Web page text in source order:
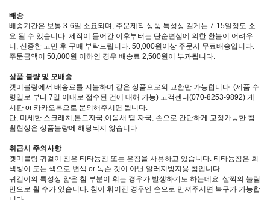
배송
배송기간은 보통 3-6일 소요되며, 주문제작 상품 특성상 길게는 7-15일정도 소
요 될 수 있습니다. 제작이 들어간 이후부터는 단순변심에 의한 환불이 어려우
니, 신중한 고민 후 구매 부탁드립니다. 50,000원이상 주문시 무료배송입니다.
주문금액이 50,000원 이하인 경우 배송료 2,500원이 부과됩니다.
상품 불량 및 오배송
겟미블링에서 배송료를 지불하며 같은 상품으로의 교환만 가능합니다. (제품 수
령일로 부터 7일 이내로 접수된 건에 대해 가능) 고객센터(070-8253-9892) 게
시판 or 카카오톡으로 문의해주시면 됩니다.
단, 미세한 스크래치,본드자국,이음새 땜 자국, 손으로 간단하게 교정가능한 침
휨현상은 상품불량에 해당되지 않습니다.
취급시 주의사항
겟미블링 귀걸이 침은 티타늄침 또는 은침을 사용하고 있습니다. 티타늄침은 회
색빛이 도는 색으로 변색 or 녹슨 것이 아닌 알러지방지용 침입니다.
귀걸이의 특성상 얇은 침 부분이 휘는 경우가 발생하기도 하는데요. 살짝의 눌림
만으로 휠 수가 있습니다. 침이 휘어진 경우엔 손으로 만져주시면 복구가 가능합